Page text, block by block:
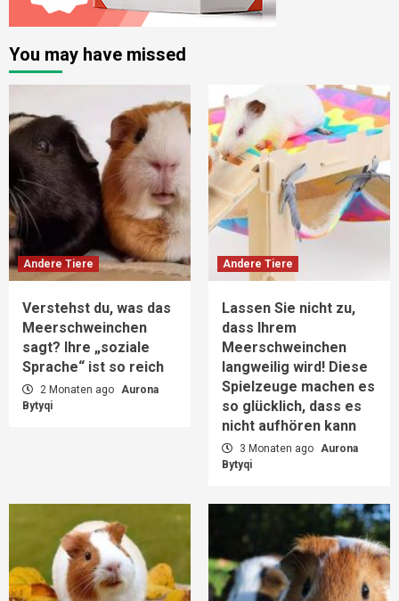
You may have missed
Andere Tiere
Verstehst du, was das
Meerschweinchen
sagt? Ihre „soziale
Sprache“ ist so reich
2 Monaten ago Aurona
Bytyqi
Andere Tiere
Lassen Sie nicht zu,
dass Ihrem
Meerschweinchen
langweilig wird! Diese
Spielzeuge machen es
so glücklich, dass es
nicht aufhören kann
3 Monaten ago Aurona
Bytyqi